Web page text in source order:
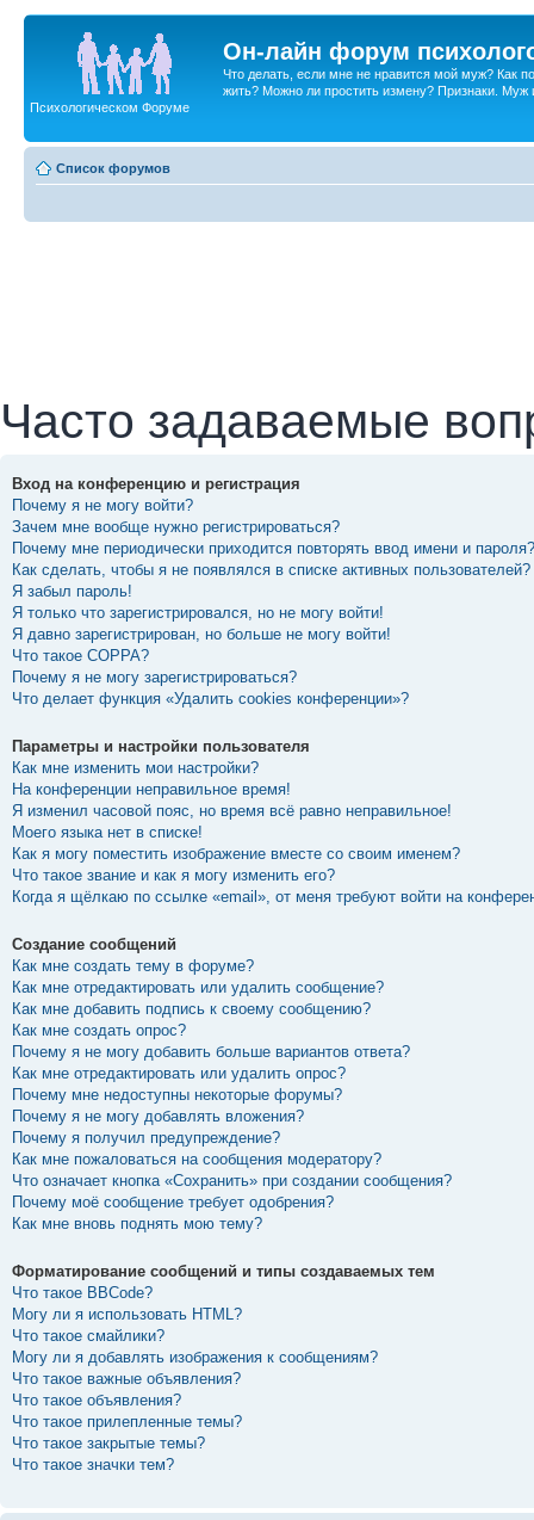
Он-лайн форум
Что делать, если мне не нравится мой муж? Как
жить? Можно ли простить измену? Признаки. Муж
Психологическом Форуме
Список форумов
Часто задаваемые
Вход на конференцию и регистрация
Почему я не могу войти?
Зачем мне вообще нужно регистрироваться?
Почему мне периодически приходится повторять ввод имени и пароля?
Как сделать, чтобы я не появлялся в списке активных пользователей?
Я забыл пароль!
Я только что зарегистрировался, но не могу войти!
Я давно зарегистрирован, но больше не могу войти!
Что такое COPPA?
Почему я не могу зарегистрироваться?
Что делает функция «Удалить cookies конференции»?
Параметры и настройки пользователя
Как мне изменить мои настройки?
На конференции неправильное время!
Я изменил часовой пояс, но время всё равно неправильное!
Моего языка нет в списке!
Как я могу поместить изображение вместе со своим именем?
Что такое звание и как я могу изменить его?
Когда я щёлкаю по ссылке «email», от меня требуют войти на
Создание сообщений
Как мне создать тему в форуме?
Как мне отредактировать или удалить сообщение?
Как мне добавить подпись к своему сообщению?
Как мне создать опрос?
Почему я не могу добавить больше вариантов ответа?
Как мне отредактировать или удалить опрос?
Почему мне недоступны некоторые форумы?
Почему я не могу добавлять вложения?
Почему я получил предупреждение?
Как мне пожаловаться на сообщения модератору?
Что означает кнопка «Сохранить» при создании сообщения?
Почему моё сообщение требует одобрения?
Как мне вновь поднять мою тему?
Форматирование сообщений и типы создаваемых тем
Что такое BBCode?
Могу ли я использовать HTML?
Что такое смайлики?
Могу ли я добавлять изображения к сообщениям?
Что такое важные объявления?
Что такое объявления?
Что такое прилепленные темы?
Что такое закрытые темы?
Что такое значки тем?